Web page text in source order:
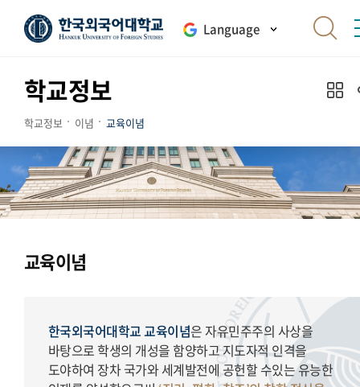
Language
학교정보
학교정보 이념 교육이념
교육이념
한국외국어대학교 교육이념은 자유민주주의 사상을
바탕으로 학생의 개성을 함양하고 지도자적 인격을
도야하여 장차 국가와 세계발전에 공헌할 수있는 유능한